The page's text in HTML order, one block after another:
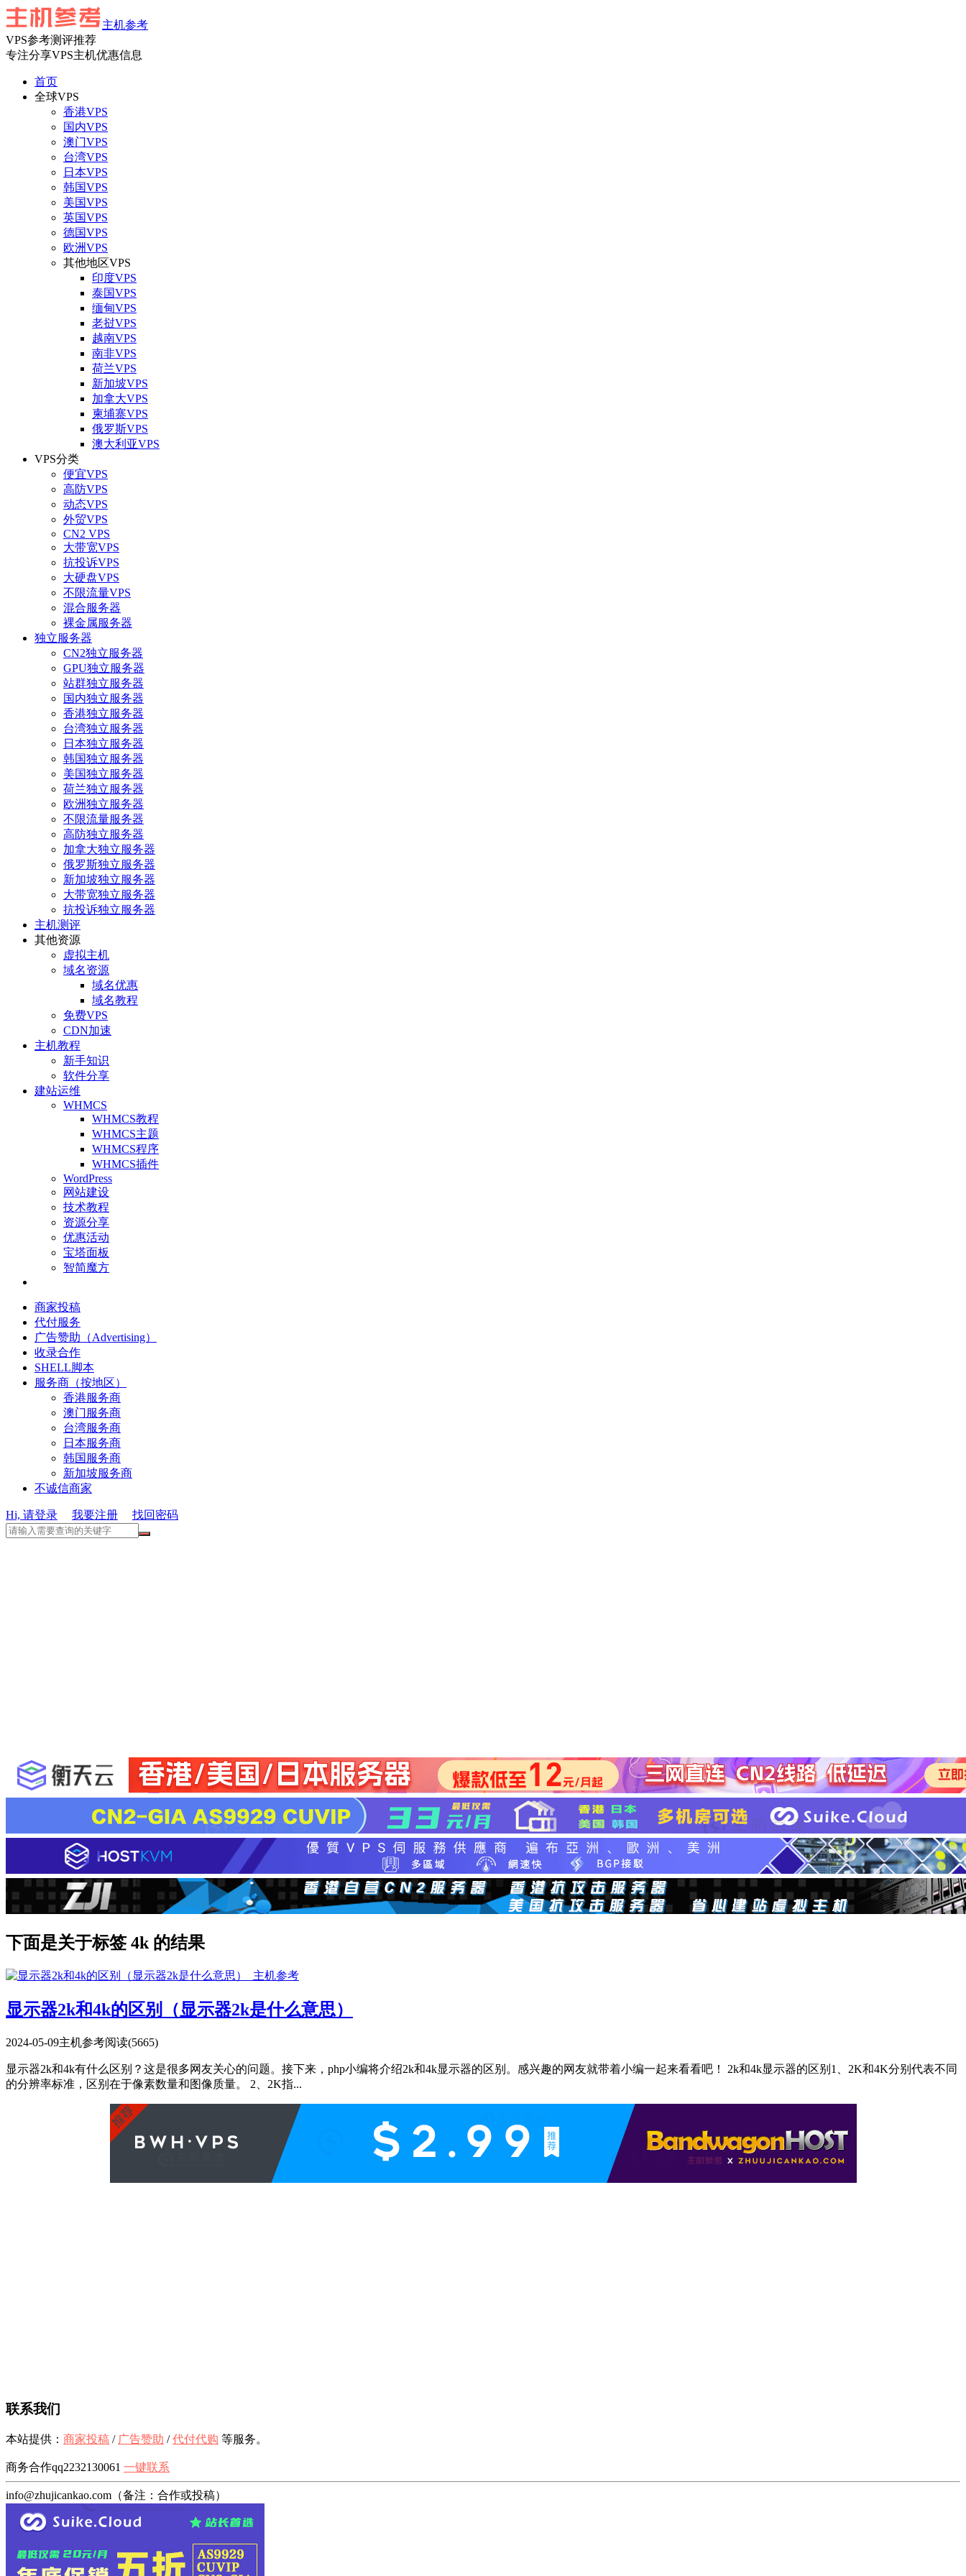
主机参考
VPS参考测评推荐
专注分享VPS主机优惠信息
首页
全球VPS
香港VPS
国内VPS
澳门VPS
台湾VPS
日本VPS
韩国VPS
美国VPS
英国VPS
德国VPS
欧洲VPS
其他地区VPS
印度VPS
泰国VPS
缅甸VPS
老挝VPS
越南VPS
南非VPS
荷兰VPS
新加坡VPS
加拿大VPS
柬埔寨VPS
俄罗斯VPS
澳大利亚VPS
VPS分类
便宜VPS
高防VPS
动态VPS
外贸VPS
CN2 VPS
大带宽VPS
抗投诉VPS
大硬盘VPS
不限流量VPS
混合服务器
裸金属服务器
独立服务器
CN2独立服务器
GPU独立服务器
站群独立服务器
国内独立服务器
香港独立服务器
台湾独立服务器
日本独立服务器
韩国独立服务器
美国独立服务器
荷兰独立服务器
欧洲独立服务器
不限流量服务器
高防独立服务器
加拿大独立服务器
俄罗斯独立服务器
新加坡独立服务器
大带宽独立服务器
抗投诉独立服务器
主机测评
其他资源
虚拟主机
域名资源
域名优惠
域名教程
免费VPS
CDN加速
主机教程
新手知识
软件分享
建站运维
WHMCS
WHMCS教程
WHMCS主题
WHMCS程序
WHMCS插件
WordPress
网站建设
技术教程
资源分享
优惠活动
宝塔面板
智简魔方
商家投稿
代付服务
广告赞助（Advertising）
收录合作
SHELL脚本
服务商（按地区）
香港服务商
澳门服务商
台湾服务商
日本服务商
韩国服务商
新加坡服务商
不诚信商家
Hi, 请登录 我要注册 找回密码
下面是关于标签 4k 的结果
显示器2k和4k的区别（显示器2k是什么意思）
2024-05-09主机参考阅读(5665)
显示器2k和4k有什么区别？这是很多网友关心的问题。接下来，php小编将介绍2k和4k显示器的区别。感兴趣的网友就带着小编一起来看看吧！ 2k和4k显示器的区别1、2K和4K分别代表不同
的分辨率标准，区别在于像素数量和图像质量。 2、2K指...
联系我们
本站提供： 商家投稿 / 广告赞助 /代付代购 等服务。
商务合作qq2232130061 一键联系
info@zhujicankao.com（备注：合作或投稿）